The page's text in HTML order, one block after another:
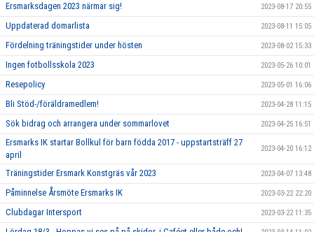
Ersmarksdagen 2023 närmar sig! 2023-08-17 20:55
Uppdaterad domarlista 2023-08-11 15:05
Fördelning träningstider under hösten 2023-08-02 15:33
Ingen fotbollsskola 2023 2023-05-26 10:01
Resepolicy 2023-05-01 16:06
Bli Stöd-/föräldramedlem! 2023-04-28 11:15
Sök bidrag och arrangera under sommarlovet 2023-04-25 16:51
Ersmarks IK startar Bollkul för barn födda 2017 - uppstartsträff 27
april
2023-04-20 16:12
Träningstider Ersmark Konstgräs vår 2023 2023-04-07 13:48
Påminnelse Årsmöte Ersmarks IK 2023-03-22 22:20
Clubdagar Intersport 2023-03-22 11:35